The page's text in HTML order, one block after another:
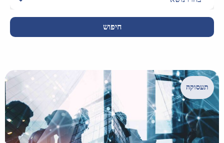
חיפוש
תעסוקה